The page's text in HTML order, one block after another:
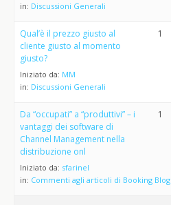
in: Discussioni Generali
Qual’è il prezzo giusto al
cliente giusto al momento
giusto?
Iniziato da: MM
in: Discussioni Generali
1
Da “occupati” a “produttivi” – i
vantaggi dei software di
Channel Management nella
distribuzione onl
Iniziato da: sfarinel
in: Commenti agli articoli di Booking Blog
1